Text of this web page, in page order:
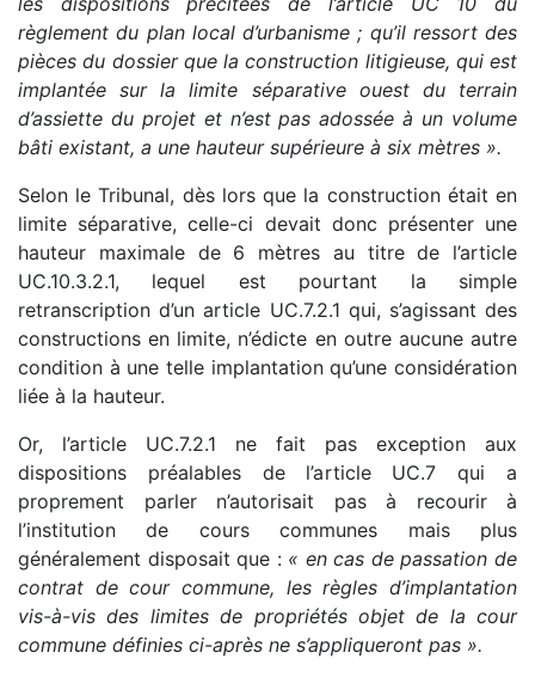
règlement du plan local d’urbanisme ; qu’il ressort des
pièces du dossier que la construction litigieuse, qui est
implantée sur la limite séparative ouest du terrain
d’assiette du projet et n’est pas adossée à un volume
bâti existant, a une hauteur supérieure à six mètres ».
Selon le Tribunal, dès lors que la construction était en
limite séparative, celle-ci devait donc présenter une
hauteur maximale de 6 mètres au titre de l’article
UC.10.3.2.1, lequel est pourtant la simple
retranscription d’un article UC.7.2.1 qui, s’agissant des
constructions en limite, n’édicte en outre aucune autre
condition à une telle implantation qu’une considération
liée à la hauteur.
Or, l’article UC.7.2.1 ne fait pas exception aux
dispositions préalables de l’article UC.7 qui a
proprement parler n’autorisait pas à recourir à
l’institution de cours communes mais plus
généralement disposait que : « en cas de passation de
contrat de cour commune, les règles d’implantation
vis-à-vis des limites de propriétés objet de la cour
commune définies ci-après ne s’appliqueront pas ».